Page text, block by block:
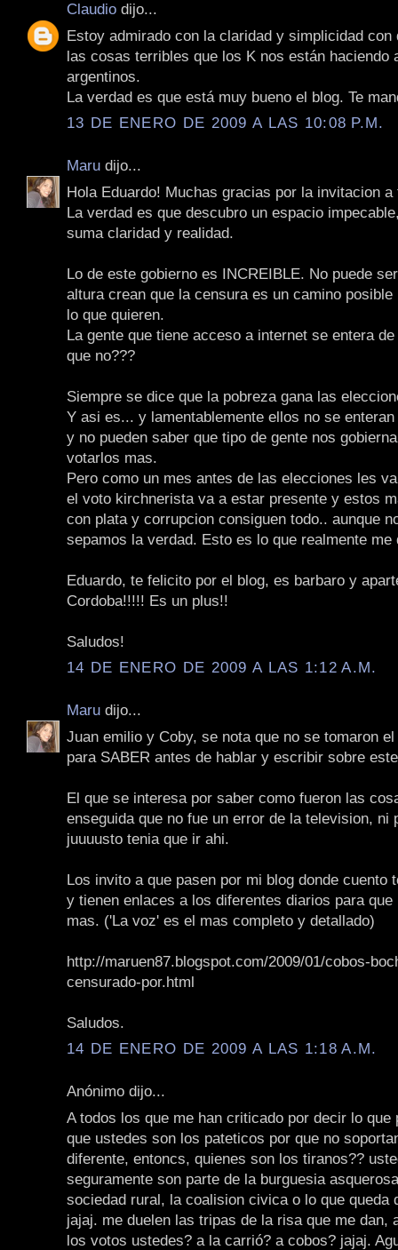
Claudio dijo...
Estoy admirado con la claridad y simplicidad con
las cosas terribles que los K nos están haciendo
argentinos.
La verdad es que está muy bueno el blog. Te
13 DE ENERO DE 2009 A LAS 10:08 P.M.
Maru dijo...
Hola Eduardo! Muchas gracias por la invitacion a
La verdad es que descubro un espacio
suma claridad y realidad.
Lo de este gobierno es INCREIBLE. No puede
altura crean que la censura es un camino posible
lo que quieren.
La gente que tiene acceso a internet se entera
que no???
Siempre se dice que la pobreza gana las
Y asi es... y lamentablemente ellos no se
y no pueden saber que tipo de gente nos
votarlos mas.
Pero como un mes antes de las elecciones les
el voto kirchnerista va a estar presente y estos
con plata y corrupcion consiguen todo.. aunque
sepamos la verdad. Esto es lo que realmente me
Eduardo, te felicito por el blog, es barbaro y
Cordoba!!!!! Es un plus!!
Saludos!
14 DE ENERO DE 2009 A LAS 1:12 A.M.
Maru dijo...
Juan emilio y Coby, se nota que no se tomaron
para SABER antes de hablar y escribir sobre
El que se interesa por saber como fueron las
enseguida que no fue un error de la television, ni
juuuusto tenia que ir ahi.
Los invito a que pasen por mi blog donde cuento
y tienen enlaces a los diferentes diarios para que
mas. ('La voz' es el mas completo y detallado)
http://maruen87.blogspot.com/2009/01/cobos-
censurado-por.html
Saludos.
14 DE ENERO DE 2009 A LAS 1:18 A.M.
Anónimo dijo...
A todos los que me han criticado por decir lo que
que ustedes son los pateticos por que no
diferente, entoncs, quienes son los tiranos??
seguramente son parte de la burguesia
sociedad rural, la coalision civica o lo que queda
jajaj. me duelen las tripas de la risa que me dan,
los votos ustedes? a la carrió? a cobos? jajaj.